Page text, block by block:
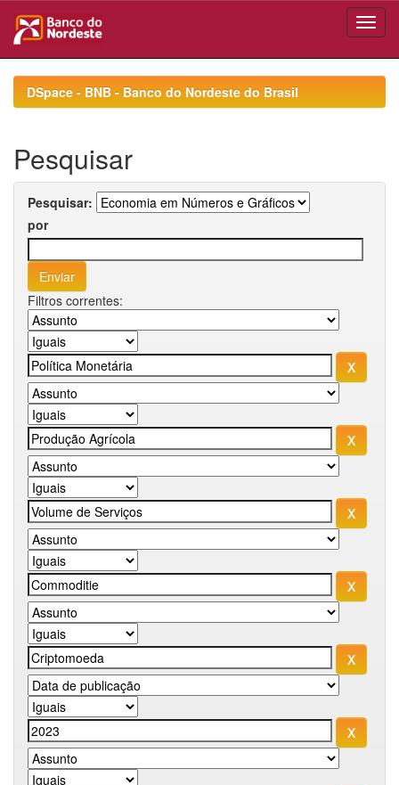
navigationDSpace - BNB - Banco do Nordeste do Brasil
Pesquisar
Pesquisar:
por
Filtros correntes: